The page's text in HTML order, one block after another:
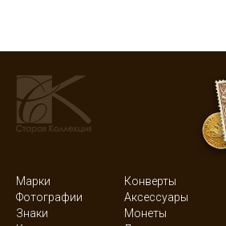
Марки Конверты
Фотографии
Аксессуары
Знаки
Монеты